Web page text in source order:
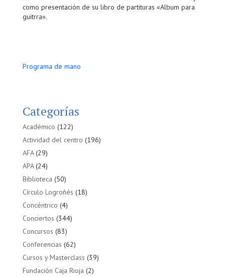
como presentación de su libro de partituras «Album para
guitrra».
Programa de mano
Categorías
Académico (122)
Actividad del centro (196)
AFA(29)
APA(24)
Biblioteca (50)
Círculo Logroñés (18)
Concéntrico (4)
Conciertos (344)
Concursos (83)
Conferencias (62)
Cursos y Masterclass (39)
Fundación Caja Rioja (2)